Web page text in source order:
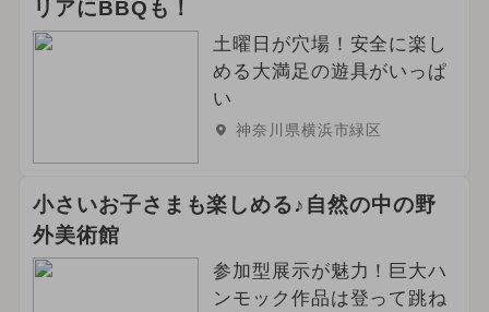
リアにBBQも！
土曜日が穴場！安全に楽し
める大満足の遊具がいっぱ
い
神奈川県横浜市緑区
小さいお子さまも楽しめる♪自然の中の野
外美術館
参加型展示が魅力！巨大ハ
ンモック作品は登って跳ね